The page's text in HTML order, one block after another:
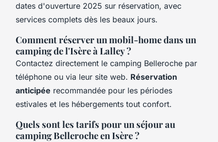
dates d'ouverture 2025 sur réservation, avec
services complets dès les beaux jours.
Comment réserver un mobil-home dans un
camping de l'Isère à Lalley ?
Contactez directement le camping Belleroche par
téléphone ou via leur site web. Réservation
anticipée recommandée pour les périodes
estivales et les hébergements tout confort.
Quels sont les tarifs pour un séjour au
camping Belleroche en Isère ?